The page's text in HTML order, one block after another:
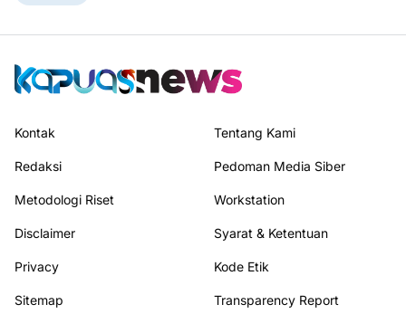
Kontak Tentang Kami
Redaksi Pedoman Media Siber
Metodologi Riset Workstation
Disclaimer Syarat & Ketentuan
Privacy Kode Etik
Sitemap Transparency Report